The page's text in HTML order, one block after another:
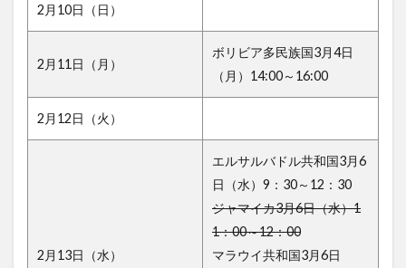
2月10日（日）
2月11日（月）
ボリビア多民族国3月4日
（月）14:00～16:00
2月12日（火）
2月13日（水）
エルサルバドル共和国3月6
日（水）9：30～12：30
ジャマイカ3月6日（水）1
1：00～12：00
マラウイ共和国3月6日